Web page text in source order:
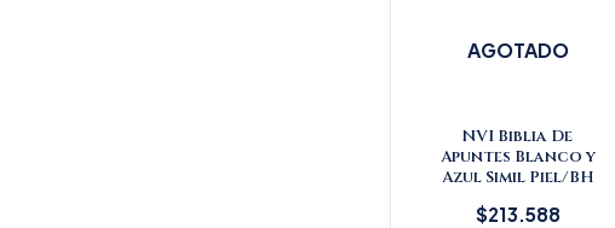
AGOTADO
NVI Biblia De
Apuntes Blanco y
Azul Simil Piel/BH
$213.588